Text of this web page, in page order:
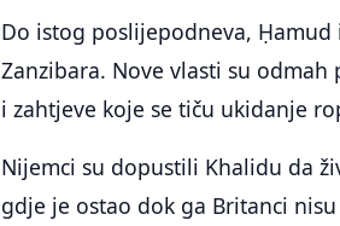
Do istog poslijepodneva,
Zanzibara. Nove vlasti su
i zahtjeve koje se tiču ukidanje
Nijemci su dopustili Khalidu da
gdje je ostao dok ga Britanci